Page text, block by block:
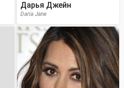
Дарья Джейн
Daria Jane